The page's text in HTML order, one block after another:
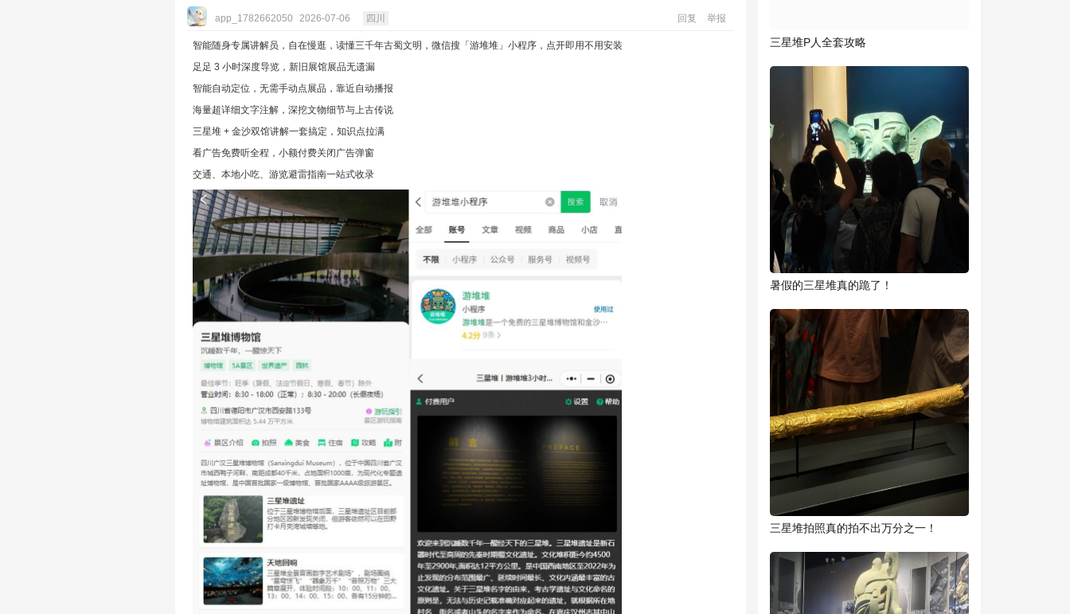
app_1782662050 2026-07-06 四川 回复 举报
智能随身专属讲解员，自在慢逛，读懂三千年古蜀文明，微信搜「游堆堆」小程序，点开即用不用安装
足足 3 小时深度导览，新旧展馆展品无遗漏
智能自动定位，无需手动点展品，靠近自动播报
海量超详细文字注解，深挖文物细节与上古传说
三星堆 + 金沙双馆讲解一套搞定，知识点拉满
看广告免费听全程，小额付费关闭广告弹窗
交通、本地小吃、游览避雷指南一站式收录
三星堆P人全套攻略
暑假的三星堆真的跪了！
三星堆拍照真的拍不出万分之一！